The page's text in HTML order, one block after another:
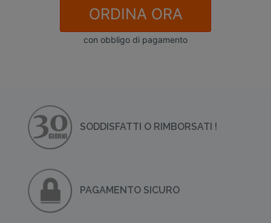
ORDINA ORA
con obbligo di pagamento
SODDISFATTI O RIMBORSATI !
PAGAMENTO SICURO